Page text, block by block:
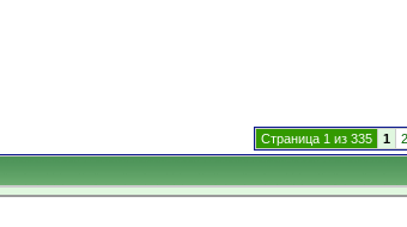
Страница 1 из 335 1 2